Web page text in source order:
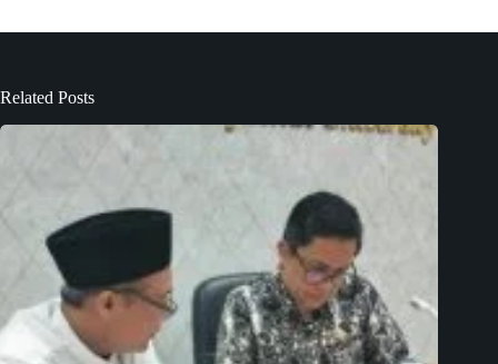
Related Posts